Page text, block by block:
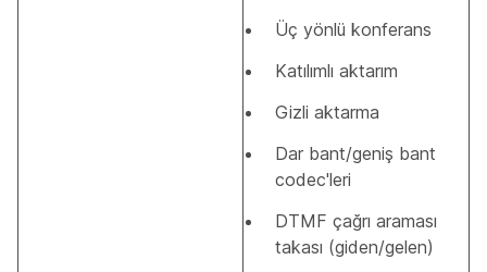
Üç yönlü konferans
Katılımlı aktarım
Gizli aktarma
Dar bant/geniş bant
codec'leri
DTMF çağrı araması
takası (giden/gelen)